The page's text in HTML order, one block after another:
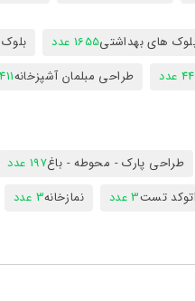
های بهداشتی1655 عدد
عدد طراحی مبلمان آشپزخانه411 عدد
طراحی پارک - محوطه - باغ197 عدد
تست3 عدد نمازخانه3 عدد